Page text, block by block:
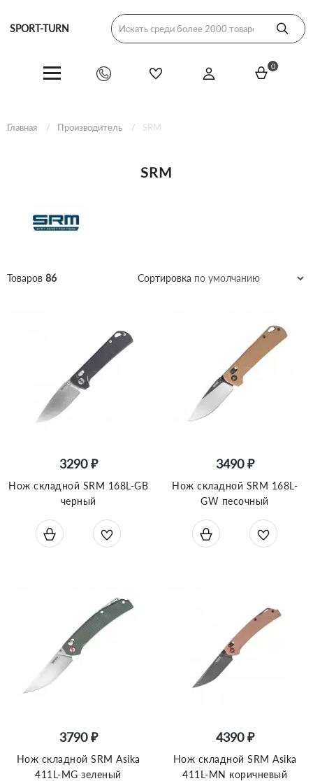
SPORT-TURN
0
Главная Производитель SRM
SRM
Товаров 86 Сортировка
3290 ₽
Нож складной SRM 168L-GB
черный
3490 ₽
Нож складной SRM 168L-
GW песочный
3790 ₽
Нож складной SRM Asika
411L-MG зеленый
4390 ₽
Нож складной SRM Asika
411L-MN коричневый